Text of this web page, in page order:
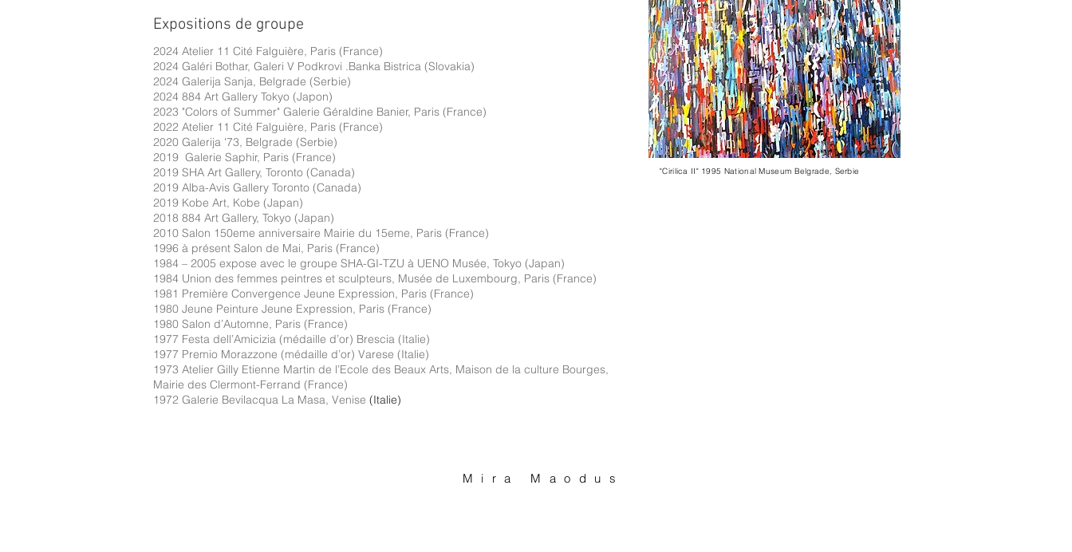
Expositions de groupe
2024 Atelier 11 Cité Falguière, Paris (France)
2024 Galéri Bothar, Galeri V Podkrovi .Banka Bistrica (Slovakia)
2024 Galerija Sanja, Belgrade (Serbie)
2024 884 Art Gallery Tokyo (Japon)
2023 "Colors of Summer" Galerie Géraldine Banier, Paris (France)
2022 Atelier 11 Cité Falguière, Paris (France)
2020 Galerija '73, Belgrade (Serbie)
2019 Galerie Saphir, Paris (France)
2019 SHA Art Gallery, Toronto (Canada)
2019 Alba-Avis Gallery Toronto (Canada)
2019 Kobe Art, Kobe (Japan)
2018 884 Art Gallery, Tokyo (Japan)
2010 Salon 150eme anniversaire Mairie du 15eme, Paris (France)
1996 à présent Salon de Mai, Paris (France)
1984 – 2005 expose avec le groupe SHA-GI-TZU à UENO Musée, Tokyo (Japan)
1984 Union des femmes peintres et sculpteurs, Musée de Luxembourg, Paris (France)
1981 Première Convergence Jeune Expression, Paris (France)
1980 Jeune Peinture Jeune Expression, Paris (France)
1980 Salon d’Automne, Paris (France)
1977 Festa dell’Amicizia (médaille d’or) Brescia (Italie)
1977 Premio Morazzone (médaille d’or) Varese (Italie)
1973 Atelier Gilly Etienne Martin de l’Ecole des Beaux Arts, Maison de la culture Bourges,
Mairie des Clermont-Ferrand (France)
1972 Galerie Bevilacqua La Masa, Venise (Italie)
"Cirilica II" 1995 National Museum Belgrade, Serbie
Mira Maodus